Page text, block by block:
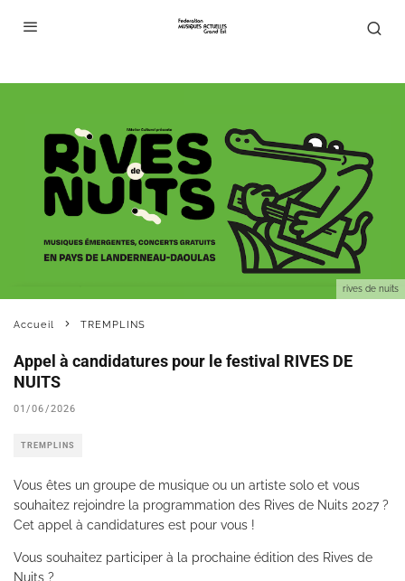
rives de nuits
Accueil TREMPLINS
Appel à candidatures pour le festival RIVES DE
NUITS
01/06/2026
TREMPLINS
Vous êtes un groupe de musique ou un artiste solo et vous
souhaitez rejoindre la programmation des Rives de Nuits 2027 ?
Cet appel à candidatures est pour vous !
Vous souhaitez participer à la prochaine édition des Rives de
Nuits ?